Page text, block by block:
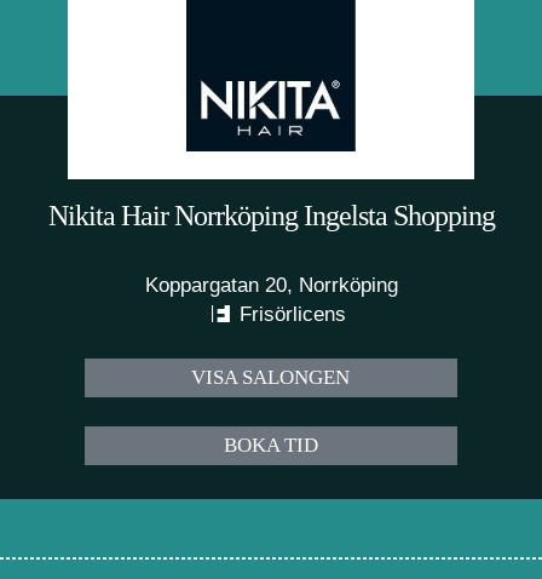
Nikita Hair Norrköping Ingelsta Shopping
Koppargatan 20, Norrköping
Frisörlicens
VISA SALONGEN
BOKA TID